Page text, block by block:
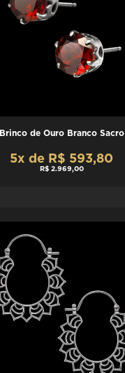
Brinco de Ouro Branco Sacro
5x de R$ 593,80
R$ 2.969,00